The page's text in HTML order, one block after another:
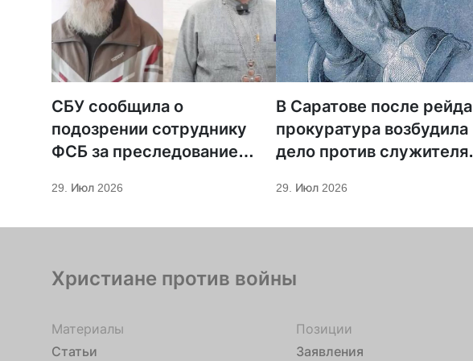
СБУ сообщила о
подозрении сотруднику
ФСБ за преследование
29. Июл 2026
В Саратове после рейда
прокуратура возбудила
дело против служителя
29. Июл 2026
Христиане против войны
Материалы
Статьи
Позиции
Заявления